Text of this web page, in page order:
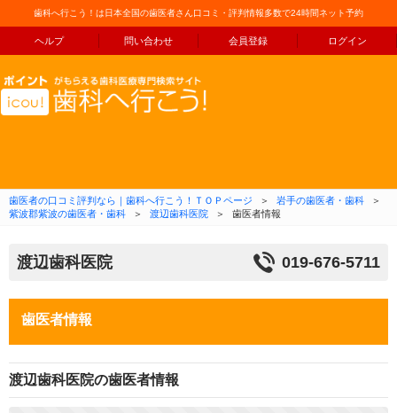
歯科へ行こう！は日本全国の歯医者さん口コミ・評判情報多数で24時間ネット予約
ヘルプ 問い合わせ 会員登録 ログイン
コンテンツへ移動
歯医者の口コミ評判なら｜歯科へ行こう！ＴＯＰページ ＞ 岩手の歯医者・歯科
＞
紫波郡紫波の歯医者・歯科
＞ 渡辺歯科医院 ＞ 歯医者情報
渡辺歯科医院 019-676-5711
歯医者情報
渡辺歯科医院の歯医者情報